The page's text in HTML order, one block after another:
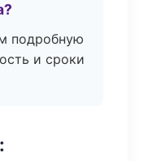
подробную
и сроки